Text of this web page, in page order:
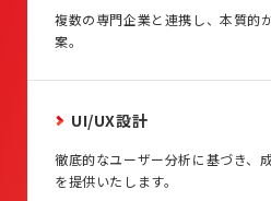
複数の専門企業と連携し、本質的
案。
UI/UX設計
徹底的なユーザー分析に基づき、
を提供いたします。